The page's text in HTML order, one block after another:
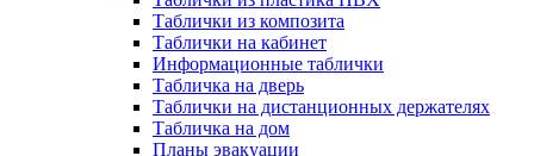
Таблички из композита
Таблички на кабинет
Информационные таблички
Табличка на дверь
Таблички на дистанционных держателях
Табличка на дом
Планы эвакуации